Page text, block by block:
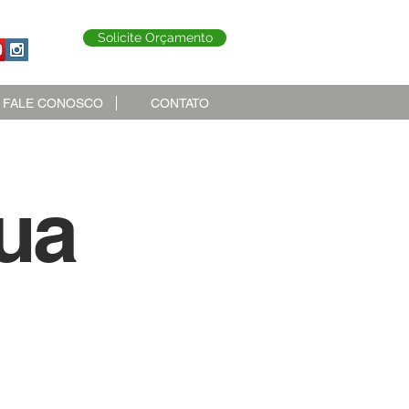
Solicite Orçamento
FALE CONOSCO CONTATO